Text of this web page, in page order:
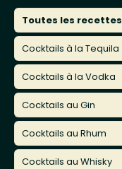
Toutes les recettes
Cocktails à la Tequila
Cocktails à la Vodka
Cocktails au Gin
Cocktails au Rhum
Cocktails au Whisky